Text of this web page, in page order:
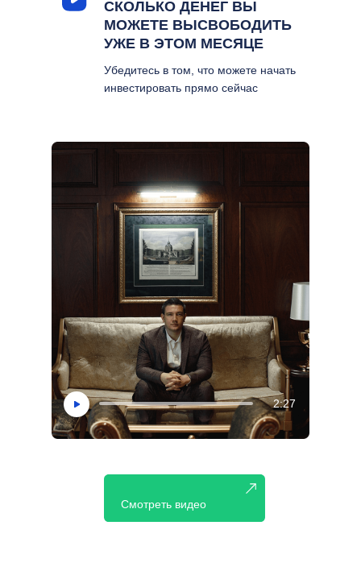
СКОЛЬКО ДЕНЕГ ВЫ
МОЖЕТЕ ВЫСВОБОДИТЬ
УЖЕ В ЭТОМ МЕСЯЦЕ
Убедитесь в том, что можете начать
инвестировать прямо сейчас
Смотреть видео
2:27